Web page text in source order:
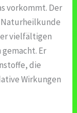
vorkommt. Der
vielfältigen
Er
die
Wirkungen